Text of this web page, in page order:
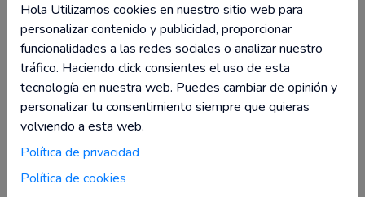
Hasta 13% de
Reembolso
Visita la tienda
¿Vuelo retrasado? Obtén hasta 600 € con Airhelp, líder en
compensaciones aéreas. ¡Deja que nos ocupemos de todo!
Visita la tiendapara más información.
Hola Utilizamos cookies en nuestro sitio web para
personalizar contenido y publicidad, proporcionar
funcionalidades a las redes sociales o analizar nuestro
tráfico. Haciendo click consientes el uso de esta
tecnología en nuestra web. Puedes cambiar de opinión y
personalizar tu consentimiento siempre que quieras
volviendo a esta web.
Política de privacidad
Política de cookies